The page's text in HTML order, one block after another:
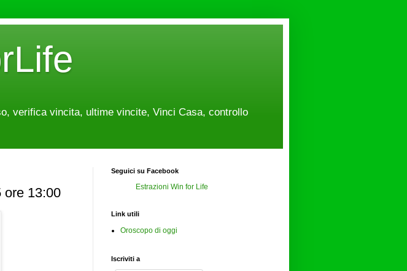
verifica vincita, ultime vincite, Vinci Casa, controllo
ore 13:00
Seguici su Facebook
Estrazioni Win for Life
Link utili
Oroscopo di oggi
Iscriviti a